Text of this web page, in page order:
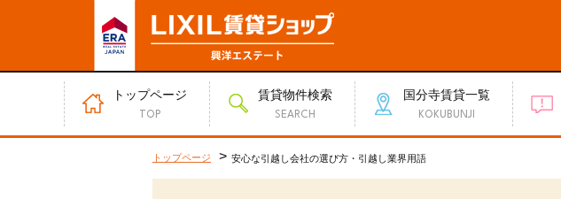
トップページ
TOP
賃貸物件検索
SEARCH
国分寺賃貸一覧
KOKUBUNJI
トップページ > 安心な引越し会社の選び方・引越し業界用語